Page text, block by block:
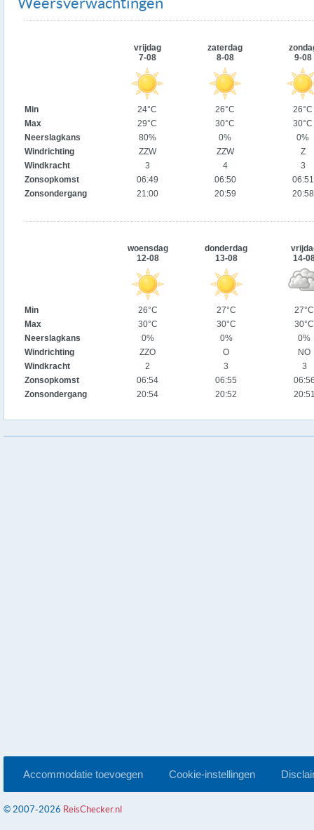
vrijdag
7-08
zaterdag
8-08
9-08
Min 24°C 26°C
26°C
Max
29°C 30°C
30°C
Neerslagkans
80% 0%
0%
Windrichting
ZZW ZZW
Z
Windkracht
3 4
3
Zonsopkomst
06:49 06:50
06:51
Zonsondergang
21:00 20:59 20:58
woensdag
12-08
donderdag
13-08
14-
Min 26°C 27°C
27°C
Max
30°C 30°C
30°C
Neerslagkans
0% 0%
0%
Windrichting
ZZO O
NO
Windkracht
2 3
3
Zonsopkomst
06:54 06:55
Zonsondergang
20:54 20:52
Accommodatie toevoegen Cookie-instellingen
© 2007-2026 ReisChecker.nl